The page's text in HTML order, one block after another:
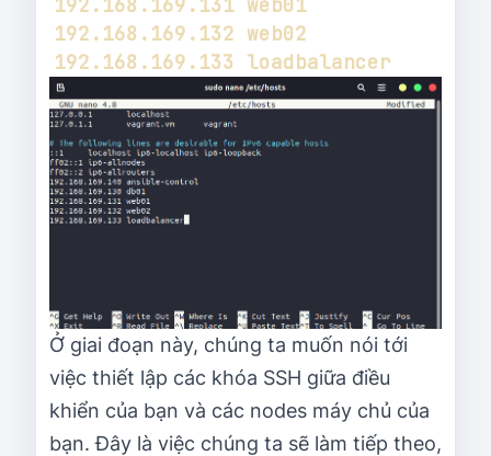
Ở giai đoạn này, chúng ta muốn nói tới
việc thiết lập các khóa SSH giữa điều
khiển của bạn và các nodes máy chủ của
bạn. Đây là việc chúng ta sẽ làm tiếp theo,